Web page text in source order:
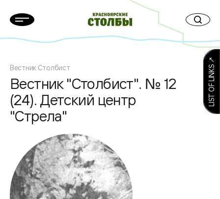
Вестник Столбист
Вестник "Столбист". № 12
(24). Детский центр
"Стрела"
LIST OF LINKS ↗